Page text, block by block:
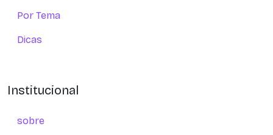
Por Tema
Dicas
Institucional
sobre